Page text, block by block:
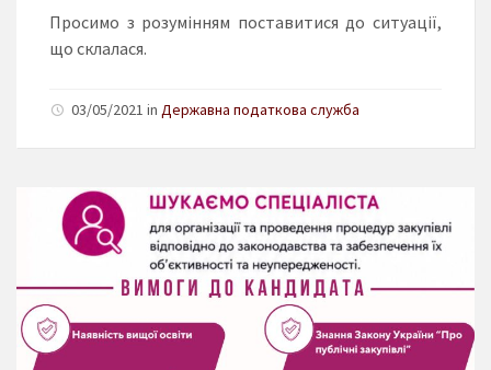
Просимо з розумінням поставитися до ситуації,
що склалася.
03/05/2021 in Державна податкова служба